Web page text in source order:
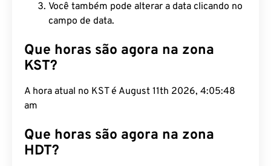
Você também pode alterar a data clicando no
campo de data.
Que horas são agora na zona
KST?
A hora atual no KST é August 11th 2026, 4:05:48
am
Que horas são agora na zona
HDT?